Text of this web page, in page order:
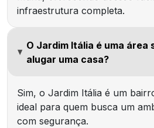
infraestrutura completa.
O Jardim Itália é uma área
alugar uma casa?
Sim, o Jardim Itália é um
ideal para quem busca um
com segurança.